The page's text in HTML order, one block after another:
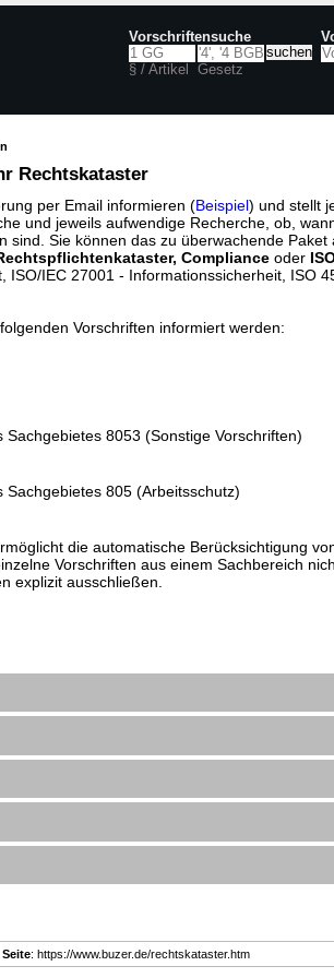
Vorschriftensuche
§ / Artikel Gesetz
Rechtskataster
per Email informieren (Beispiel) und stellt
und jeweils aufwendige Recherche, ob,
sind. Sie können das zu überwachende Paket
Compliance oder
IEC 27001 - Informationssicherheit, ISO
Vorschriften informiert werden:
8053 (Sonstige Vorschriften)
805 (Arbeitsschutz)
die automatische Berücksichtigung
Vorschriften aus einem Sachbereich
explizit ausschließen.
: https://www.buzer.de/rechtskataster.htm